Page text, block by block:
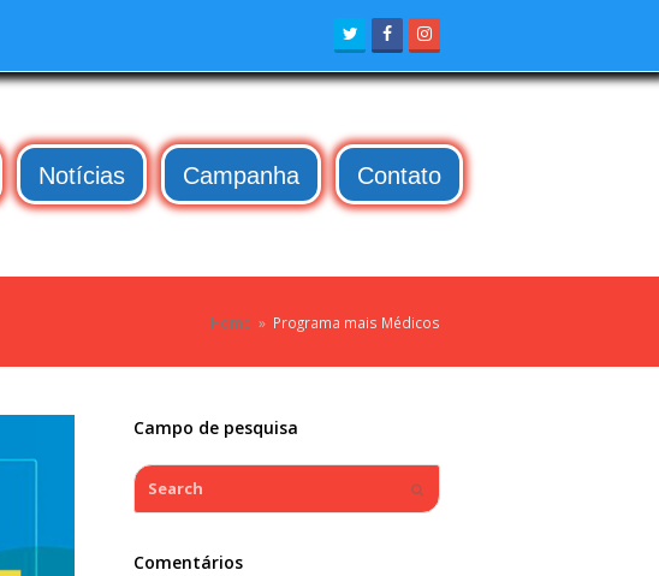
TwitterFacebook
Notícias Campanha Contato
Home » Programa mais Médicos
Campo de pesquisa
Search
Comentários